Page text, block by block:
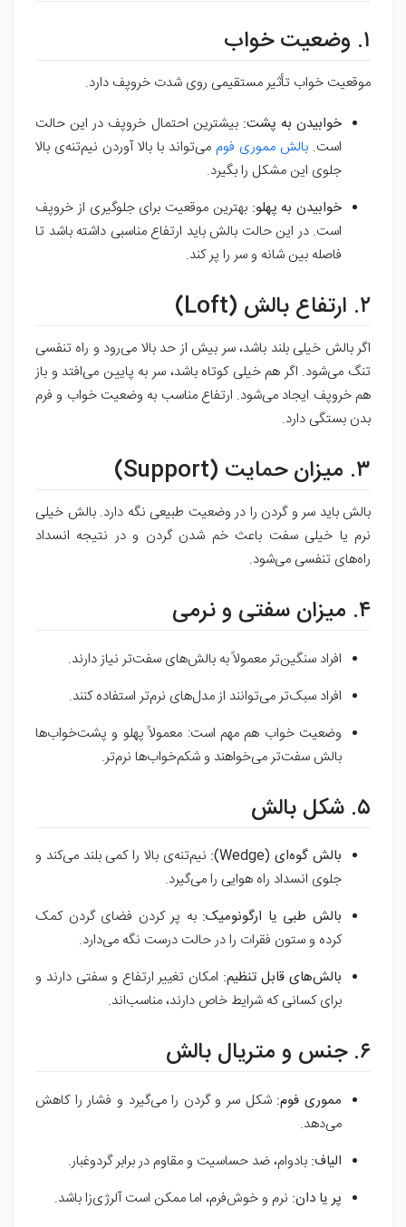
۱. وضعیت خواب
موقعیت خواب تأثیر مستقیمی روی شدت خروپف دارد.
خوابیدن به پشت: بیشترین احتمال خروپف در این حالت
است. بالش مموری فوم می‌تواند با بالا آوردن نیم‌تنه‌ی بالا
جلوی این مشکل را بگیرد.
خوابیدن به پهلو: بهترین موقعیت برای جلوگیری از خروپف
است. در این حالت بالش باید ارتفاع مناسبی داشته باشد تا
فاصله بین شانه و سر را پر کند.
۲. ارتفاع بالش (Loft)
اگر بالش خیلی بلند باشد، سر بیش از حد بالا می‌رود و راه تنفسی
تنگ می‌شود. اگر هم خیلی کوتاه باشد، سر به پایین می‌افتد و باز
هم خروپف ایجاد می‌شود. ارتفاع مناسب به وضعیت خواب و فرم
بدن بستگی دارد.
۳. میزان حمایت (Support)
بالش باید سر و گردن را در وضعیت طبیعی نگه دارد. بالش خیلی
نرم یا خیلی سفت باعث خم شدن گردن و در نتیجه انسداد
راه‌های تنفسی می‌شود.
۴. میزان سفتی و نرمی
افراد سنگین‌تر معمولاً به بالش‌های سفت‌تر نیاز دارند.
افراد سبک‌تر می‌توانند از مدل‌های نرم‌تر استفاده کنند.
وضعیت خواب هم مهم است: معمولاً پهلو و پشت‌خواب‌ها
بالش سفت‌تر می‌خواهند و شکم‌خواب‌ها نرم‌تر.
۵. شکل بالش
بالش گوه‌ای (Wedge):
نیم‌تنه‌ی بالا را کمی بلند می‌کند و
جلوی انسداد راه هوایی را می‌گیرد.
بالش طبی یا ارگونومیک: به پر کردن فضای گردن کمک
کرده و ستون فقرات را در حالت درست نگه می‌دارد.
بالش‌های قابل تنظیم: امکان تغییر ارتفاع و سفتی دارند و
برای کسانی که شرایط خاص دارند، مناسب‌اند.
۶. جنس و متریال بالش
مموری فوم: شکل سر و گردن را می‌گیرد و فشار را کاهش
می‌دهد.
الیاف: بادوام، ضد حساسیت و مقاوم در برابر گردوغبار.
پر یا دان: نرم و خوش‌فرم، اما ممکن است آلرژی‌زا باشد.